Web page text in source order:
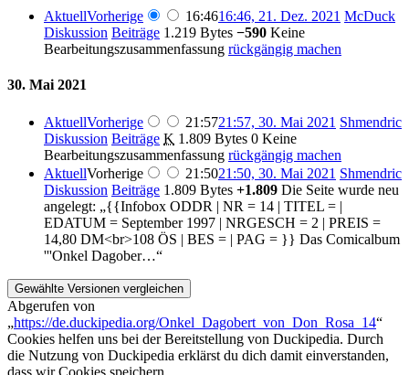
AktuellVorherige 16:4616:46, 21. Dez. 2021 McDuck
Diskussion Beiträge 1.219 Bytes −590 Keine
Bearbeitungszusammenfassung rückgängig machen
30. Mai 2021
AktuellVorherige 21:5721:57, 30. Mai 2021 Shmendric
Diskussion Beiträge K 1.809 Bytes 0 Keine
Bearbeitungszusammenfassung rückgängig machen
AktuellVorherige 21:5021:50, 30. Mai 2021 Shmendric
Diskussion Beiträge 1.809 Bytes +1.809 Die Seite wurde neu
angelegt: „{{Infobox ODDR | NR = 14 | TITEL = |
EDATUM = September 1997 | NRGESCH = 2 | PREIS =
14,80 DM<br>108 ÖS | BES = | PAG = }} Das Comicalbum
'''Onkel Dagober…“
Abgerufen von
„https://de.duckipedia.org/Onkel_Dagobert_von_Don_Rosa_14“
Cookies helfen uns bei der Bereitstellung von Duckipedia. Durch
die Nutzung von Duckipedia erklärst du dich damit einverstanden,
dass wir Cookies speichern.